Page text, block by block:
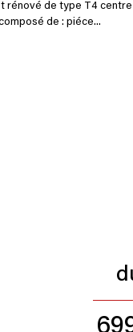
rénové de type T4
de : piéce...